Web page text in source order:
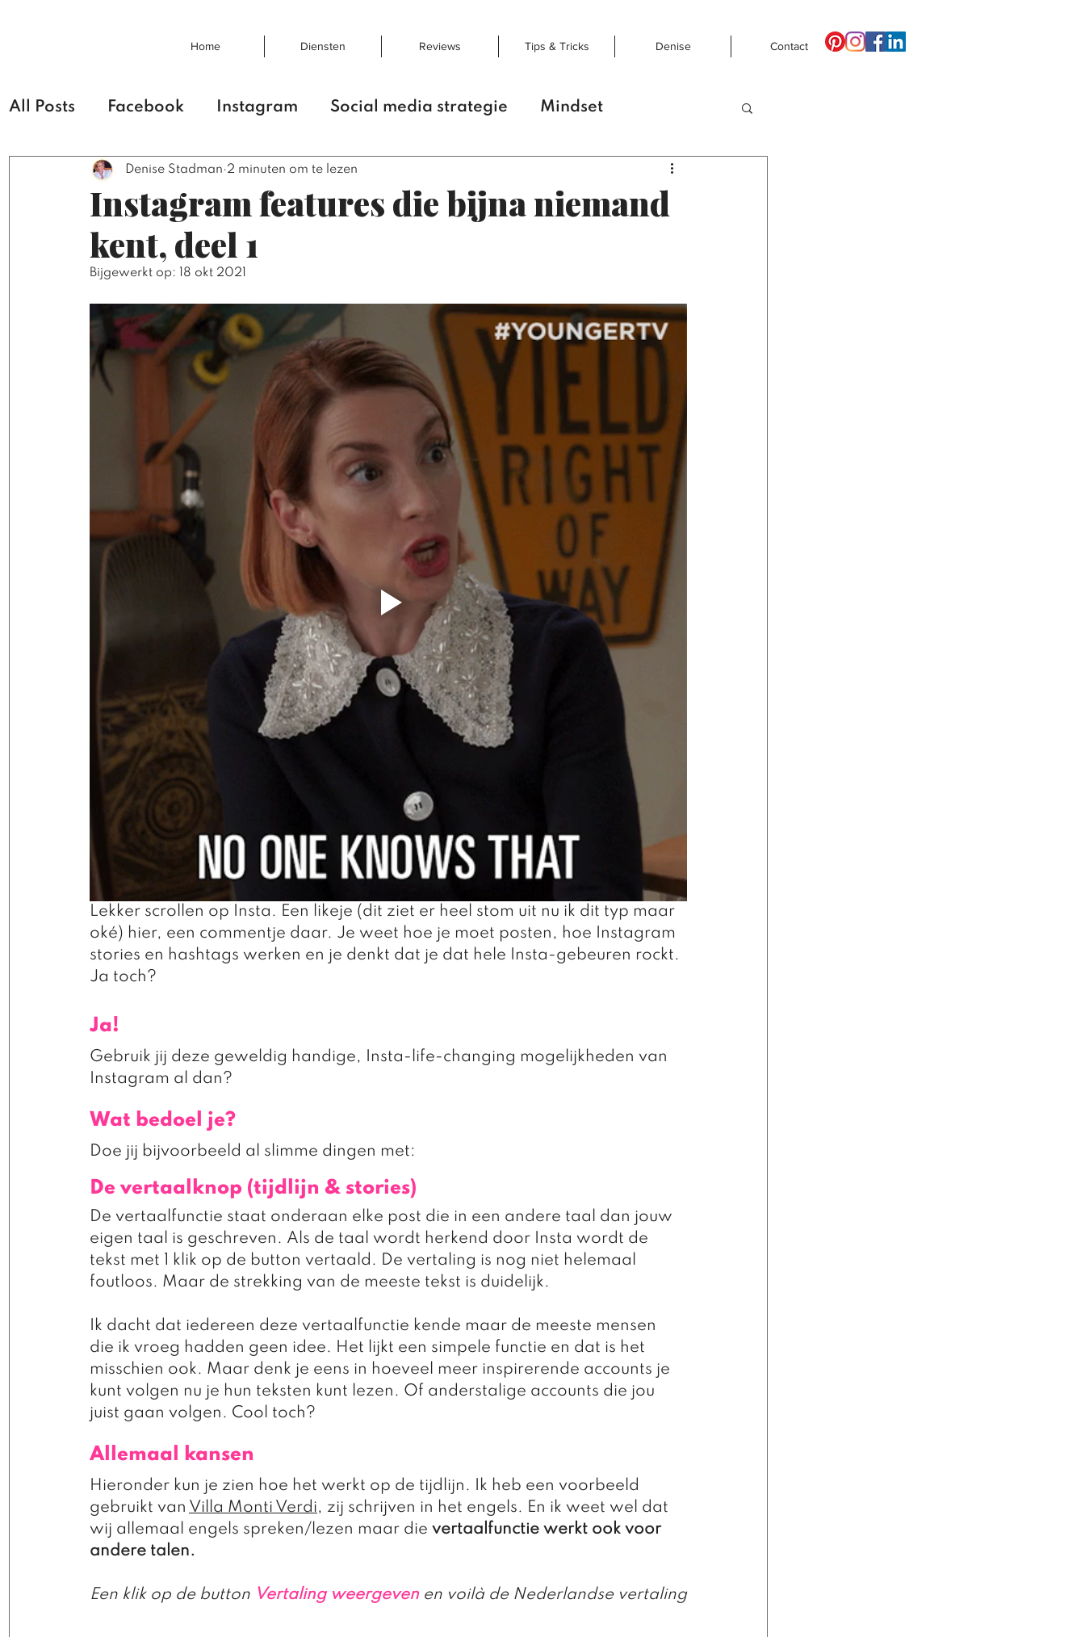
Home Diensten Reviews Tips & Tricks Denise Contact
All Posts Facebook Instagram Social media strategie Mindset
Ondernemerschap Mond-tot-mond reclame
Chat GPT AI
Instagram features die bijna niemand
kent, deel 1
Denise Stadman 2 minuten om te lezen
Bijgewerkt op: 18 okt 2021
Lekker scrollen op Insta. Een likeje (dit ziet er heel stom uit nu ik dit typ maar
oké) hier, een commentje daar. Je weet hoe je moet posten, hoe Instagram
stories en hashtags werken en je denkt dat je dat hele Insta-gebeuren rockt.
Ja toch?
Ja!
Gebruik jij deze geweldig handige, Insta-life-changing mogelijkheden van
Instagram al dan?
Wat bedoel je?
Doe jij bijvoorbeeld al slimme dingen met:
De vertaalknop (tijdlijn & stories)
De vertaalfunctie staat onderaan elke post die in een andere taal dan jouw
eigen taal is geschreven. Als de taal wordt herkend door Insta wordt de
tekst met 1 klik op de button vertaald. De vertaling is nog niet helemaal
foutloos. Maar de strekking van de meeste tekst is duidelijk.
Ik dacht dat iedereen deze vertaalfunctie kende maar de meeste mensen
die ik vroeg hadden geen idee. Het lijkt een simpele functie en dat is het
misschien ook. Maar denk je eens in hoeveel meer inspirerende accounts je
kunt volgen nu je hun teksten kunt lezen. Of anderstalige accounts die jou
juist gaan volgen. Cool toch?
Allemaal kansen
Hieronder kun je zien hoe het werkt op de tijdlijn. Ik heb een voorbeeld
gebruikt van Villa Monti Verdi, zij schrijven in het engels. En ik weet wel dat
wij allemaal engels spreken/lezen maar die vertaalfunctie werkt ook voor
andere talen.
Een klik op de button Vertaling weergeven en voilà de Nederlandse vertaling